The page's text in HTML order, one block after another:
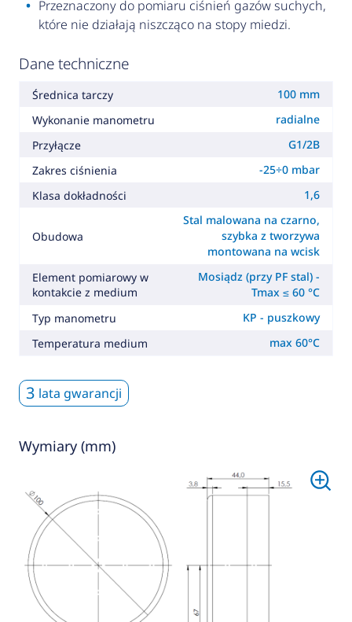
Przeznaczony do pomiaru ciśnień gazów suchych,
które nie działają niszcząco na stopy miedzi.
Dane techniczne
Średnica tarczy
100 mm
Wykonanie manometru
radialne
Przyłącze
G1/2B
Zakres ciśnienia
-25÷0 mbar
Klasa dokładności
1,6
Obudowa
Stal malowana na czarno,
szybka z tworzywa
montowana na wcisk
Element pomiarowy w
kontakcie z medium
Mosiądz (przy PF stal) -
Tmax ≤ 60 °C
Typ manometru
KP - puszkowy
Temperatura medium
max 60°C
3 lata gwarancji
Wymiary (mm)